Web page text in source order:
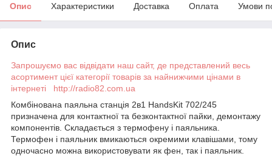
Опис Характеристики Доставка Оплата Умови
Опис
Запрошуємо вас відвідати наш сайт, де представлений весь
асортимент цієї категорії товарів за найнижчими цінами в
інтернеті http://radio82.com.ua
Комбінована паяльна станція 2в1 HandsKit 702/245
призначена для контактної та безконтактної пайки, демонтажу
компонентів. Складається з термофену і паяльника.
Термофен і паяльник вмикаються окремими клавішами, тому
одночасно можна використовувати як фен, так і паяльник.